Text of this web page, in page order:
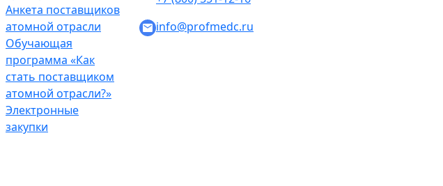
Анкета поставщиков
атомной отрасли
Обучающая
программа «Как
стать поставщиком
атомной отрасли?»
Электронные
закупки
info@profmedc.ru